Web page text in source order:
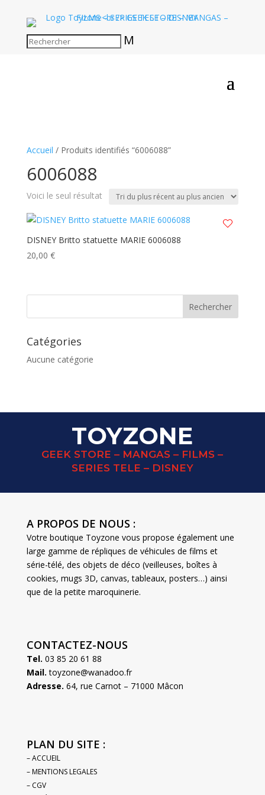
M
Accueil / Produits identifiés “6006088”
6006088
Voici le seul résultat
DISNEY Britto statuette MARIE 6006088
20,00 €
Catégories
Aucune catégorie
TOYZONE
GEEK STORE – MANGAS – FILMS –
SERIES TELE – DISNEY
A PROPOS DE NOUS :
Votre boutique Toyzone vous propose également une
large gamme de répliques de véhicules de films et
série-télé, des objets de déco (veilleuses, boîtes à
cookies, mugs 3D, canvas, tableaux, posters…) ainsi
que de la petite maroquinerie.
CONTACTEZ-NOUS
Tel. 03 85 20 61 88
Mail. toyzone@wanadoo.fr
Adresse. 64, rue Carnot – 71000 Mâcon
PLAN DU SITE :
– ACCUEIL
– MENTIONS LEGALES
– CGV